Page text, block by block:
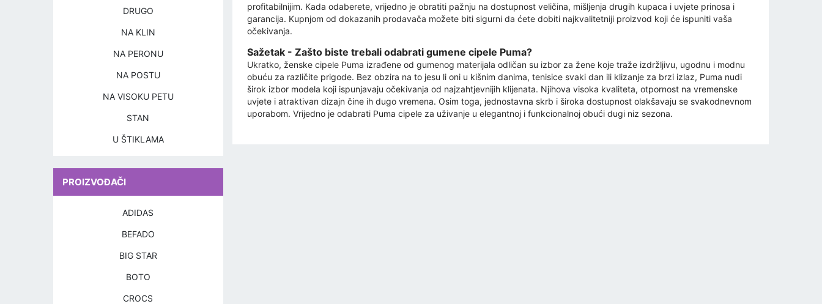
profitabilnijim. Kada odaberete, vrijedno je obratiti pažnju na dostupnost veličina, mišljenja drugih kupaca i uvjete prinosa i
garancija. Kupnjom od dokazanih prodavača možete biti sigurni da ćete dobiti najkvalitetniji proizvod koji će ispuniti vaša
očekivanja.
Sažetak - Zašto biste trebali odabrati gumene cipele Puma?
Ukratko, ženske cipele Puma izrađene od gumenog materijala odličan su izbor za žene koje traže izdržljivu, ugodnu i modnu
obuću za različite prigode. Bez obzira na to jesu li oni u kišnim danima, tenisice svaki dan ili klizanje za brzi izlaz, Puma nudi
širok izbor modela koji ispunjavaju očekivanja od najzahtjevnijih klijenata. Njihova visoka kvaliteta, otpornost na vremenske
uvjete i atraktivan dizajn čine ih dugo vremena. Osim toga, jednostavna skrb i široka dostupnost olakšavaju se svakodnevnom
uporabom. Vrijedno je odabrati Puma cipele za uživanje u elegantnoj i funkcionalnoj obući dugi niz sezona.
DRUGO
NA KLIN
NA PERONU
NA POSTU
NA VISOKU PETU
STAN
U ŠTIKLAMA
PROIZVOĐAČI
ADIDAS
BEFADO
BIG STAR
BOTO
CROCS